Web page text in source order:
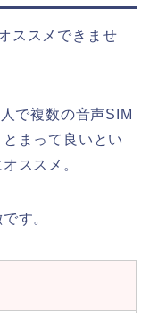
ススメできませ
で複数の音声SIM
まって良いとい
ススメ。
す。